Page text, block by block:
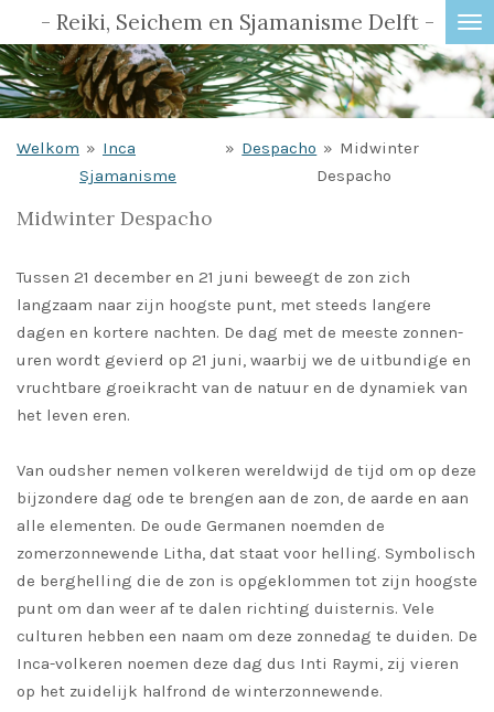
direct
naar
de
- Reiki, Seichem en Sjamanisme Delft -
Welkom » Inca
Sjamanisme
» Despacho » Midwinter
Despacho
Midwinter Despacho
Tussen 21 december en 21 juni beweegt de zon zich
langzaam naar zijn hoogste punt, met steeds langere
dagen en kortere nachten. De dag met de meeste zonnen-
uren wordt gevierd op 21 juni, waarbij we de uitbundige en
vruchtbare groeikracht van de natuur en de dynamiek van
het leven eren.
Van oudsher nemen volkeren wereldwijd de tijd om op deze
bijzondere dag ode te brengen aan de zon, de aarde en aan
alle elementen. De oude Germanen noemden de
zomerzonnewende Litha, dat staat voor helling. Symbolisch
de berghelling die de zon is opgeklommen tot zijn hoogste
punt om dan weer af te dalen richting duisternis. Vele
culturen hebben een naam om deze zonnedag te duiden. De
Inca-volkeren noemen deze dag dus Inti Raymi, zij vieren
op het zuidelijk halfrond de winterzonnewende.